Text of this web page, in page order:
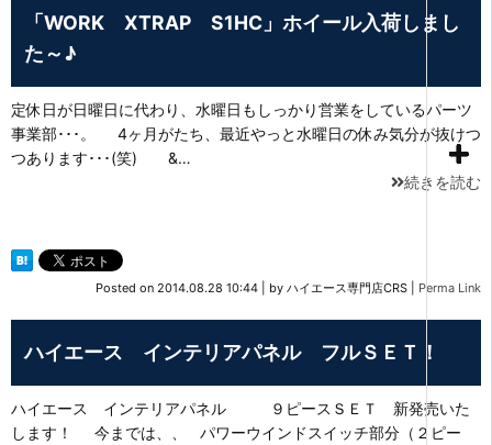
「WORK XTRAP S1HC」ホイール入荷しまし
た～♪
定休日が日曜日に代わり、水曜日もしっかり営業をしているパーツ
事業部･･･。 4ヶ月がたち、最近やっと水曜日の休み気分が抜けつ
つあります･･･(笑) &…
続きを読む
Posted on 2014.08.28 10:44 by ハイエース専門店CRS Perma Link
ハイエース インテリアパネル フルＳＥＴ！
ハイエース インテリアパネル ９ピースＳＥＴ 新発売いた
します！ 今までは、、 パワーウインドスイッチ部分（２ピー